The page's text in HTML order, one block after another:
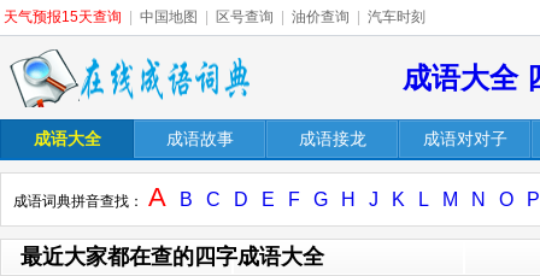
天气预报15天查询 中国地图 区号查询 油价查询 汽车时刻
成语大全
成语大全 成语故事 成语接龙 成语对对子
成语词典拼音查找： A B C D E F G H J K L M N O P
最近大家都在查的四字成语大全